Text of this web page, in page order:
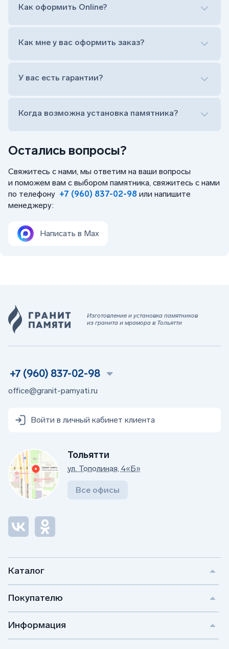
Остались вопросы?
Свяжитесь с нами, мы ответим на ваши вопросы
и поможем вам с выбором памятника, свяжитесь с нами
по телефону +7 (960) 837-02-98 или напишите
менеджеру:
Написать в Max
прописной)
Оформить заказ удаленно (online)
Заказать бесплатный выезд менеджера на дом
Как оформить Online?
Оформить заказ удаленно (online)
Заказать бесплатный выезд менеджера на дом
Как мне у вас оформить заказ?
У вас есть гарантии?
Когда возможна установка памятника?
Изготовление и установка памятников
из гранита и мрамора в Тольятти
Каталог
Покупателю
Информация
+7 (960) 837-02-98
office@granit-pamyati.ru
Войти в личный кабинет клиента
Тольятти
ул. Тополиная, 4«Б»
Все офисы